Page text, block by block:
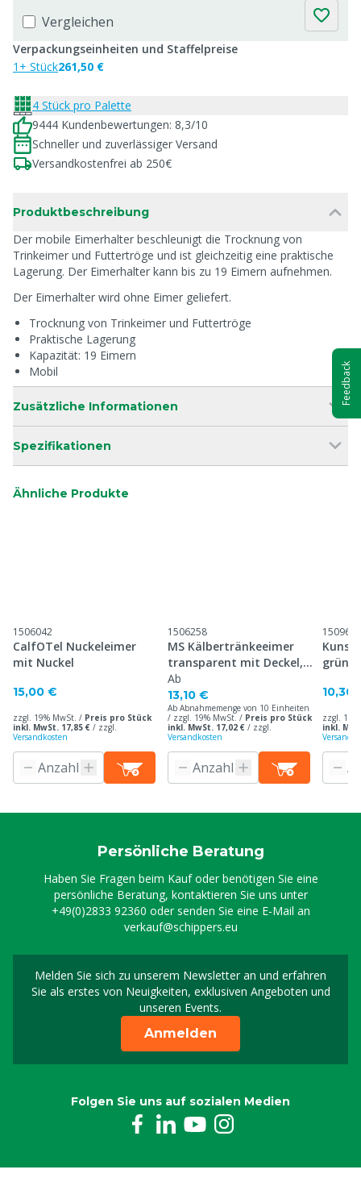
Vergleichen
Verpackungseinheiten und Staffelpreise
1+ Stück261,50 €
4 Stück pro Palette
9444 Kundenbewertungen: 8,3/10
Schneller und zuverlässiger Versand
Versandkostenfrei ab 250€
Produktbeschreibung
Der mobile Eimerhalter beschleunigt die Trocknung von
Trinkeimer und Futtertröge und ist gleichzeitig eine praktische
Lagerung. Der Eimerhalter kann bis zu 19 Eimern aufnehmen.
Der Eimerhalter wird ohne Eimer geliefert.
Trocknung von Trinkeimer und Futtertröge
Praktische Lagerung
Kapazität: 19 Eimern
Mobil
Zusätzliche Informationen
Spezifikationen
Ähnliche Produkte
1506042
CalfOTel Nuckeleimer
mit Nuckel
15,00 €
zzgl. 19% MwSt. / Preis pro Stück
inkl. MwSt. 17,85 € / zzgl.
Versandkosten
1506258
MS Kälbertränkeeimer
transparent mit Deckel, 8
L
Ab
13,10 €
Ab Abnahmemenge von 10 Einheiten
/ zzgl. 19% MwSt. / Preis pro Stück
inkl. MwSt. 17,02 € / zzgl.
Versandkosten
1509660
grün,
10,30
zzgl.
inkl.
Persönliche Beratung
Haben Sie Fragen beim Kauf oder benötigen Sie eine
persönliche Beratung, kontaktieren Sie uns unter
+49(0)2833 92360 oder senden Sie eine E-Mail an
verkauf@schippers.eu
Melden Sie sich zu unserem Newsletter an und erfahren
Sie als erstes von Neuigkeiten, exklusiven Angeboten und
unseren Events.
Melden Sie sich für
Anmelden
Folgen Sie uns auf sozialen Medien
Feedback